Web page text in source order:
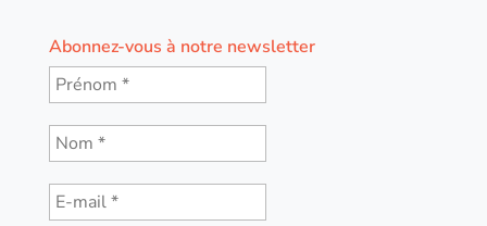
Abonnez-vous à notre newsletter